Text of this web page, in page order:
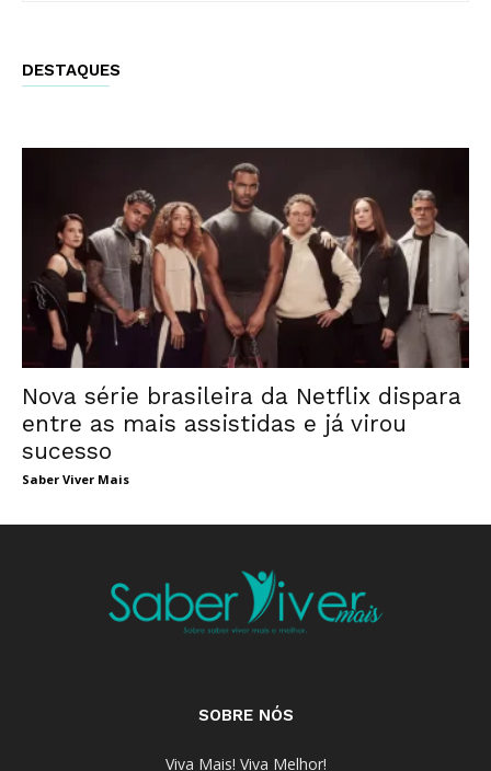
DESTAQUES
Nova série brasileira da Netflix dispara
entre as mais assistidas e já virou
sucesso
Saber Viver Mais
SOBRE NÓS
Viva Mais! Viva Melhor!